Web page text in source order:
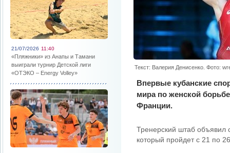
21/07/2026 11:40
«Пляжники» из Анапы и Тамани
выиграли турнир Детской лиги
«ОТЭКО – Energy Volley»
Текст: Валерия Денисенко. Фото:
Впервые кубанские
мира по женской
Франции.
Тренерский штаб объявил
который пройдет с 21 по